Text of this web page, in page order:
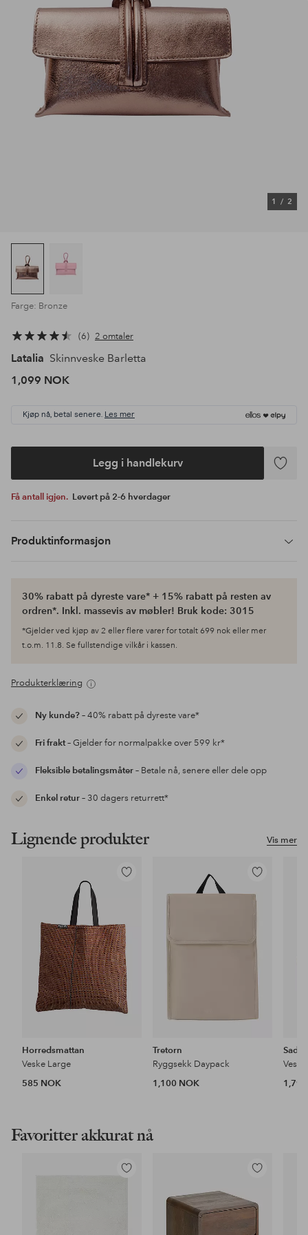
1 / 2
Farge: Bronze
6 2 omtaler
Latalia Skinnveske Barletta
1,099 NOK
Kjøp nå, betal senere. Les mer
Legg i handlekurv
Legg
Få antall igjen. Levert på 2-6 hverdager
Produktinformasjon
30% rabatt på dyreste vare* + 15% rabatt på resten av
ordren*. Inkl. massevis av møbler! Bruk kode: 3015
*Gjelder ved kjøp av 2 eller flere varer for totalt 699 nok eller mer
t.o.m. 11.8. Se fullstendige vilkår i kassen.
Produkterklæring
Ny kunde?– 40% rabatt på dyreste vare*
Fri frakt– Gjelder for normalpakke over 599 kr*
Fleksible betalingsmåter– Betale nå, senere eller dele opp
Enkel retur– 30 dagers returrett*
Vis mer
Lignende produkter
Legg
Horredsmattan
Veske Large
585 NOK
Legg
favoritter
Tretorn
Ryggsekk Daypack
1,100 NOK
Favoritter akkurat nå
Legg
Legg
favoritter